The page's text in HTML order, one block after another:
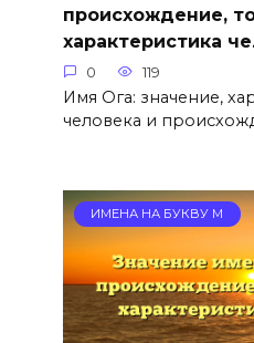
происхождение,
характеристика
0 119
Имя Ога: значение,
человека и
ИМЕНА НА БУКВУ М